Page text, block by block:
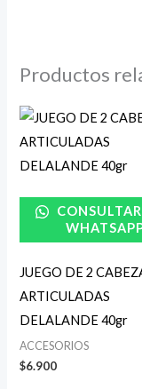
Productos
JUEGO DE 2
ARTICULADAS
DELALANDE 40gr
ACCESORIOS
$6.900